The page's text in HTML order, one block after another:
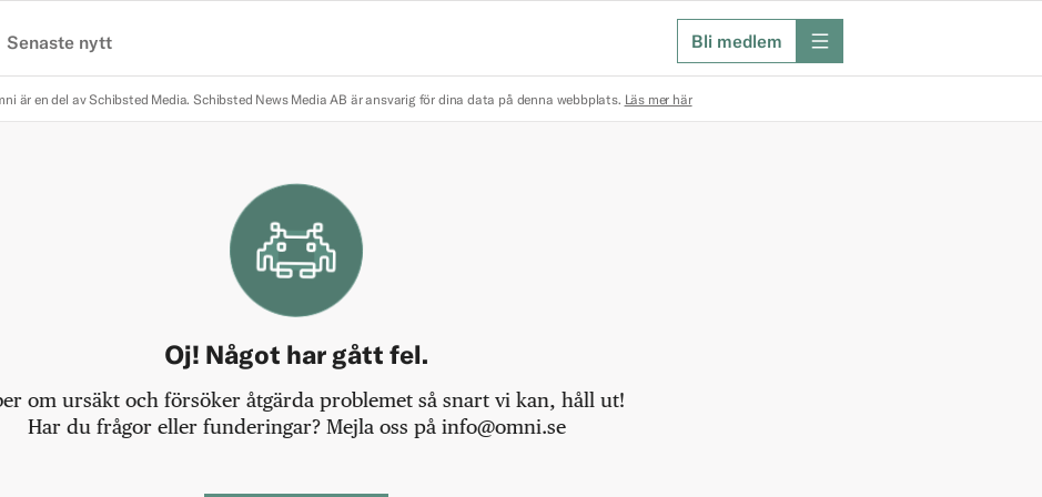
Senaste nytt Bli medlem meny
är en del av Schibsted Media. Schibsted News Media AB är ansvarig för dina data på denna webbplats. Läs mer här
Oj! Något har gått fel.
om ursäkt och försöker åtgärda problemet så snart vi kan, håll ut!
Har du frågor eller funderingar? Mejla oss på info@omni.se